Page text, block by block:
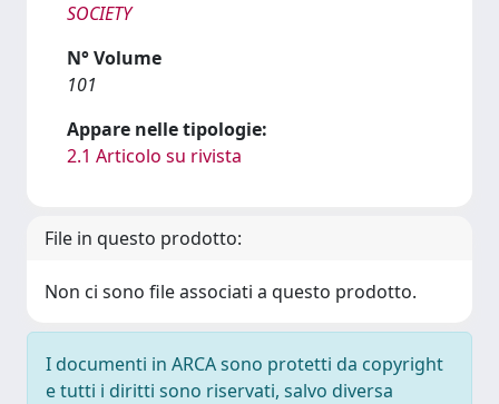
SOCIETY
N° Volume
101
Appare nelle tipologie:
2.1 Articolo su rivista
File in questo prodotto:
Non ci sono file associati a questo prodotto.
I documenti in ARCA sono protetti da copyright
e tutti i diritti sono riservati, salvo diversa